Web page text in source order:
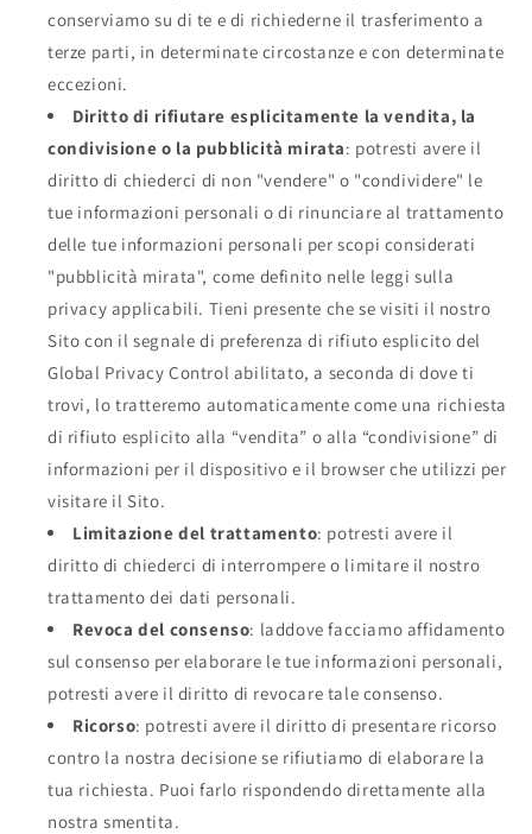
conserviamo su di te e di richiederne il trasferimento a
terze parti, in determinate circostanze e con determinate
eccezioni.
Diritto di rifiutare esplicitamente la vendita, la
condivisione o la pubblicità mirata: potresti avere il
diritto di chiederci di non "vendere" o "condividere" le
tue informazioni personali o di rinunciare al trattamento
delle tue informazioni personali per scopi considerati
"pubblicità mirata", come definito nelle leggi sulla
privacy applicabili. Tieni presente che se visiti il nostro
Sito con il segnale di preferenza di rifiuto esplicito del
Global Privacy Control abilitato, a seconda di dove ti
trovi, lo tratteremo automaticamente come una richiesta
di rifiuto esplicito alla “vendita” o alla “condivisione” di
informazioni per il dispositivo e il browser che utilizzi per
visitare il Sito.
Limitazione del trattamento: potresti avere il
diritto di chiederci di interrompere o limitare il nostro
trattamento dei dati personali.
Revoca del consenso: laddove facciamo affidamento
sul consenso per elaborare le tue informazioni personali,
potresti avere il diritto di revocare tale consenso.
Ricorso: potresti avere il diritto di presentare ricorso
contro la nostra decisione se rifiutiamo di elaborare la
tua richiesta. Puoi farlo rispondendo direttamente alla
nostra smentita.